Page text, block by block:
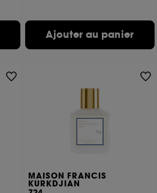
Ajouter au panier
MAISON FRANCIS
KURKDJIAN